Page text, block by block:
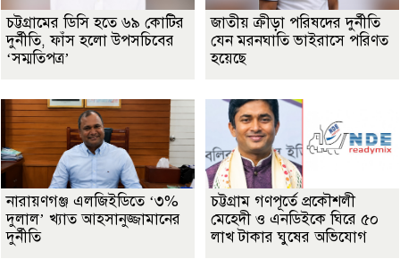
চট্টগ্রামের ডিসি হতে ৬৯ কোটির
দুর্নীতি, ফাঁস হলো উপসচিবের
‘সম্মতিপত্র’
জাতীয় ক্রীড়া পরিষদের দুর্নীতি
যেন মরনঘাতি ভাইরাসে পরিণত
হয়েছে
নারায়ণগঞ্জ এলজিইডিতে ‘৩%
দুলাল’ খ্যাত আহসানুজ্জামানের
দুর্নীতি
চট্টগ্রাম গণপূর্তে প্রকৌশলী
মেহেদী ও এনডিইকে ঘিরে ৫০
লাখ টাকার ঘুষের অভিযোগ